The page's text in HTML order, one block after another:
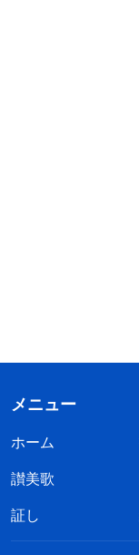
メニュー
ホーム
讃美歌
証し